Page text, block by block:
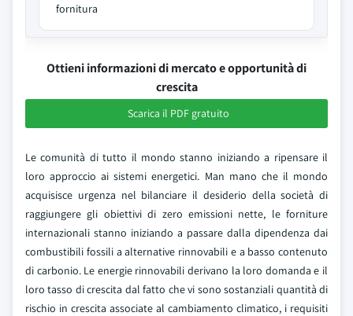
fornitura
Ottieni informazioni di mercato e opportunità di
crescita
Scarica il PDF gratuito
Le comunità di tutto il mondo stanno iniziando a ripensare il
loro approccio ai sistemi energetici. Man mano che il mondo
acquisisce urgenza nel bilanciare il desiderio della società di
raggiungere gli obiettivi di zero emissioni nette, le forniture
internazionali stanno iniziando a passare dalla dipendenza dai
combustibili fossili a alternative rinnovabili e a basso contenuto
di carbonio. Le energie rinnovabili derivano la loro domanda e il
loro tasso di crescita dal fatto che vi sono sostanziali quantità di
rischio in crescita associate al cambiamento climatico, i requisiti